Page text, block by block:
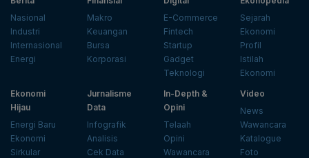
Nasional
Industri
Internasional
Energi
Makro
Keuangan
Bursa
Korporasi
E-Commerce
Fintech
Startup
Gadget
Teknologi
Sejarah
Ekonomi
Profil
Istilah
Ekonomi
Ekonomi
Hijau
Energi Baru
Ekonomi
Sirkular
Jurnalisme
Data
Infografik
Analisis
Cek Data
In-Depth &
Opini
Telaah
Opini
Wawancara
Video
News
Wawancara
Katalogue
Foto